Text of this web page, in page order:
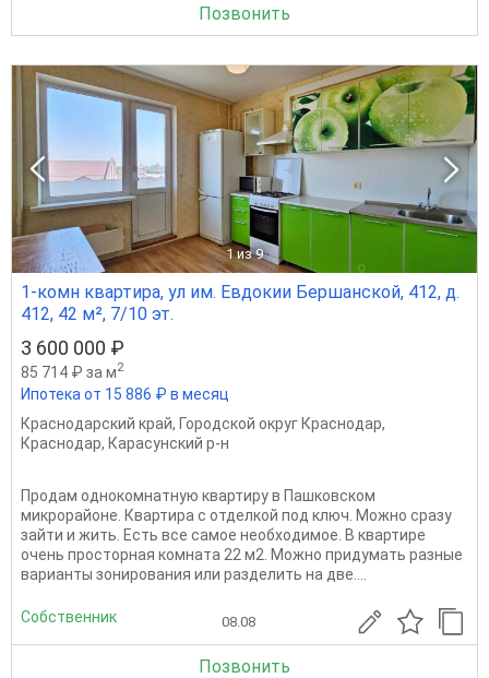
Позвонить
1 из 9
1-комн квартира, ул им. Евдокии Бершанской, 412, д.
412, 42 м², 7/10 эт.
3 600 000 ₽
85 714 ₽ за м2
Ипотека от 15 886 ₽ в месяц
Краснодарский край, Городской округ Краснодар,
Краснодар, Карасунский р-н
Продам однокомнатную квартиру в Пашковском
микрорайоне. Квартира с отделкой под ключ. Можно сразу
зайти и жить. Есть все самое необходимое. В квартире
очень просторная комната 22 м2. Можно придумать разные
варианты зонирования или разделить на две....
Собственник 08.08
Позвонить